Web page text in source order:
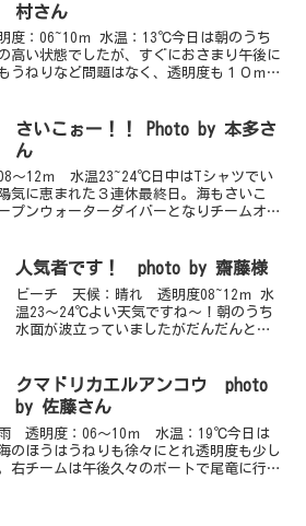
村さん
：06~10ｍ 水温：13℃今日は朝のうち
高い状態でしたが、すぐにおさまり午後に
うねりなど問題はなく、透明度も１０ｍほ
さいこぉー！！ Photo by 本多さ
ん
～12ｍ 水温23~24℃日中はTシャツでい
気に恵まれた３連休最終日。海もさいこ
プンウォーターダイバーとなりチームオク
人気者です！ photo by 齋藤様
ビーチ 天候：晴れ 透明度08~12ｍ 水
温23～24℃よい天気ですね～！朝のうち
水面が波立っていましたがだんだんと静
マノミｙｇは３個体。背景や大きさな
ど、お好みの子を...
クマドリカエルアンコウ photo
by 佐藤さん
透明度：06～10ｍ 水温：19℃今日は
のほうはうねりも徐々にとれ透明度も少し
右チームは午後久々のボートで尾竜に行っ